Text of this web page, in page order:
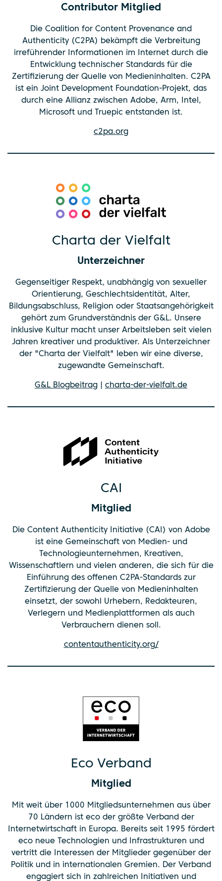
Contributor Mitglied
Die Coalition for Content Provenance and
Authenticity (C2PA) bekämpft die Verbreitung
irreführender Informationen im Internet durch die
Entwicklung technischer Standards für die
Zertifizierung der Quelle von Medieninhalten. C2PA
ist ein Joint Development Foundation-Projekt, das
durch eine Allianz zwischen Adobe, Arm, Intel,
Microsoft und Truepic entstanden ist.
c2pa.org
Charta der Vielfalt
Unterzeichner
Gegenseitiger Respekt, unabhängig von sexueller
Orientierung, Geschlechtsidentität, Alter,
Bildungsabschluss, Religion oder Staatsangehörigkeit
gehört zum Grundverständnis der G&L. Unsere
inklusive Kultur macht unser Arbeitsleben seit vielen
Jahren kreativer und produktiver. Als Unterzeichner
der "Charta der Vielfalt" leben wir eine diverse,
zugewandte Gemeinschaft.
G&L Blogbeitrag charta-der-vielfalt.de
CAI
Mitglied
Die Content Authenticity Initiative (CAI) von Adobe
ist eine Gemeinschaft von Medien- und
Technologieunternehmen, Kreativen,
Wissenschaftlern und vielen anderen, die sich für die
Einführung des offenen C2PA-Standards zur
Zertifizierung der Quelle von Medieninhalten
einsetzt, der sowohl Urhebern, Redakteuren,
Verlegern und Medienplattformen als auch
Verbrauchern dienen soll.
contentauthenticity.org/
Eco Verband
Mitglied
Mit weit über 1000 Mitgliedsunternehmen aus über
70 Ländern ist eco der größte Verband der
Internetwirtschaft in Europa. Bereits seit 1995 fördert
eco neue Technologien und Infrastrukturen und
vertritt die Interessen der Mitglieder gegenüber der
Politik und in internationalen Gremien. Der Verband
engagiert sich in zahlreichen Initiativen und